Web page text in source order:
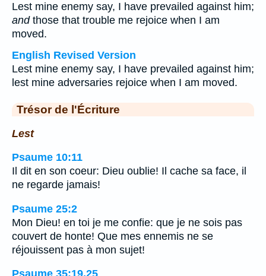
Lest mine enemy say, I have prevailed against him;
andthose that trouble me rejoice when I am
moved.
English Revised Version
Lest mine enemy say, I have prevailed against him;
lest mine adversaries rejoice when I am moved.
Trésor de l'Écriture
Lest
Psaume 10:11
Il dit en son coeur: Dieu oublie! Il cache sa face, il
ne regarde jamais!
Psaume 25:2
Mon Dieu! en toi je me confie: que je ne sois pas
couvert de honte! Que mes ennemis ne se
réjouissent pas à mon sujet!